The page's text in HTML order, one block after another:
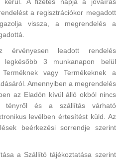
a regisztrációkor megadott
vissza, a megrendelés a
leadott rendelés
legkésőbb 3 munkanapon belül
vagy Termékeknek a
Amennyiben a megrendelés
az Eladón kívül álló okból nincs
tényről és a szállítás várható
levélben értesítést küld. Az
beérkezési sorrendje szerint
a Szállító tájékoztatása szerint